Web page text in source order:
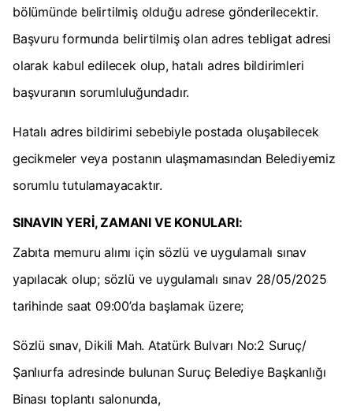
bölümünde belirtilmiş olduğu adrese gönderilecektir.
Başvuru formunda belirtilmiş olan adres tebligat adresi
olarak kabul edilecek olup, hatalı adres bildirimleri
başvuranın sorumluluğundadır.
Hatalı adres bildirimi sebebiyle postada oluşabilecek
gecikmeler veya postanın ulaşmamasından Belediyemiz
sorumlu tutulamayacaktır.
SINAVIN YERİ, ZAMANI VE KONULARI:
Zabıta memuru alımı için sözlü ve uygulamalı sınav
yapılacak olup; sözlü ve uygulamalı sınav 28/05/2025
tarihinde saat 09:00’da başlamak üzere;
Sözlü sınav, Dikili Mah. Atatürk Bulvarı No:2 Suruç/
Şanlıurfa adresinde bulunan Suruç Belediye Başkanlığı
Binası toplantı salonunda,